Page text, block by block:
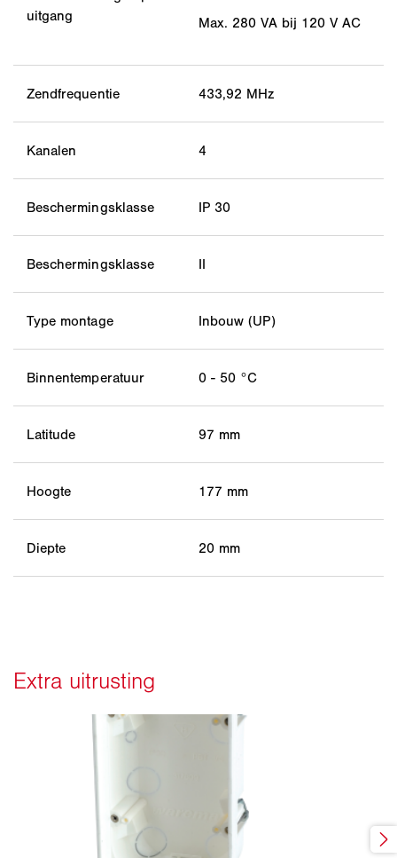
uitgang
Max. 280 VA bij 120 V AC
Zendfrequentie 433,92 MHz
Kanalen 4
Beschermingsklasse IP 30
Beschermingsklasse II
Type montage Inbouw (UP)
Binnentemperatuur 0 - 50 °C
Latitude 97 mm
Hoogte 177 mm
Diepte 20 mm